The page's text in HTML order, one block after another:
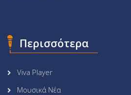
Περισσότερα
Viva Player
Μουσικά Νέα